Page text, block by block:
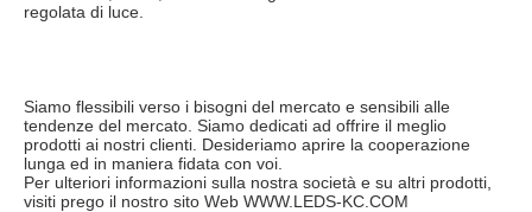
regolata di luce.
Siamo flessibili verso i bisogni del mercato e sensibili alle
tendenze del mercato. Siamo dedicati ad offrire il meglio
prodotti ai nostri clienti. Desideriamo aprire la cooperazione
lunga ed in maniera fidata con voi.
Per ulteriori informazioni sulla nostra società e su altri prodotti,
visiti prego il nostro sito Web WWW.LEDS-KC.COM